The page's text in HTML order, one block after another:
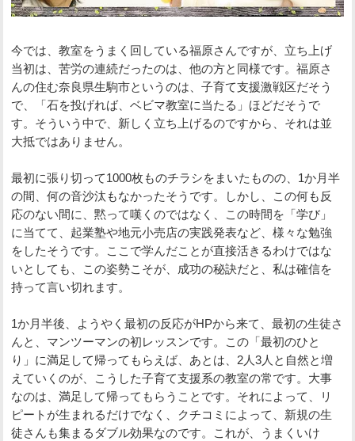
今では、教室をうまく回している福原さんですが、立ち上げ
当初は、苦労の連続だったのは、他の方と同様です。福原さ
んの住む奈良県生駒市というのは、子育て支援激戦区だそう
で、「石を投げれば、ベビマ教室に当たる」ほどだそうで
す。そういう中で、新しく立ち上げるのですから、それは並
大抵ではありません。
最初に張り切って1000枚ものチラシをまいたものの、1か月半
の間、何の音沙汰もなかったそうです。しかし、この何も反
応のない間に、黙って嘆くのではなく、この時間を「学び」
に当てて、起業塾や地元小売店の実践発表など、様々な勉強
をしたそうです。ここで学んだことが直接活きるわけではな
いとしても、この姿勢こそが、成功の秘訣だと、私は確信を
持って言い切れます。
1か月半後、ようやく最初の反応がHPから来て、最初の生徒さ
んと、マンツーマンの初レッスンです。この「最初のひと
り」に満足して帰ってもらえば、あとは、2人3人と自然と増
えていくのが、こうした子育て支援系の教室の常です。大事
なのは、満足して帰ってもらうことです。それによって、リ
ピートが生まれるだけでなく、クチコミによって、新規の生
徒さんも集まるダブル効果なのです。これが、うまくいけ